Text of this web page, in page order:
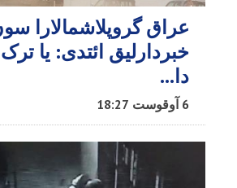
عراق گروپلاشمالارا
خبردارلیق ائتدی: یا
دا…
6 آوقوست 18:27